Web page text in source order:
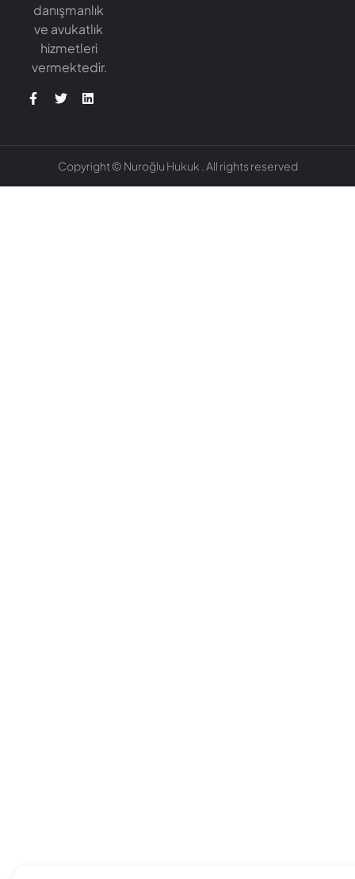
danışmanlık
ve avukatlık
hizmetleri
vermektedir.
Copyright © Nuroğlu Hukuk . All rights reserved